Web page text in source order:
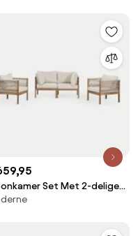
Set Met 2-delige
Bank Met